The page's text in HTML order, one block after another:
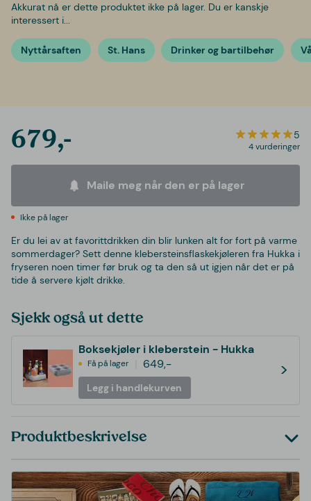
Akkurat nå er dette produktet ikke på lager. Du er kanskje
interessert i...
Nyttårsaften St. Hans Drinker og bartilbehør
679,- 5
4 vurderinger
Maile meg når den er på lager
Ikke på lager
Er du lei av at favorittdrikken din blir lunken alt for fort på varme
sommerdager? Sett denne klebersteinsflaskekjøleren fra Hukka i
fryseren noen timer før bruk og ta den så ut igjen når det er på
tide å servere kjølt drikke.
Sjekk også ut dette
Boksekjøler i kleberstein - Hukka
Få på lager 649,-
Legg i handlekurven
>
Produktbeskrivelse